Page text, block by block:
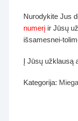
Nurodykite Jus
numerį ir Jūsų
išsamesnei-
Į Jūsų užklausą
Kategorija: